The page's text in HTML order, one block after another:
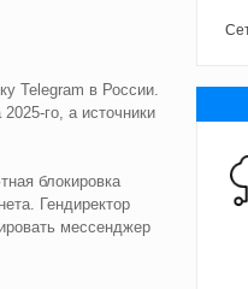
Telegram в России.
го, а источники
блокировка
Гендиректор
мессенджер